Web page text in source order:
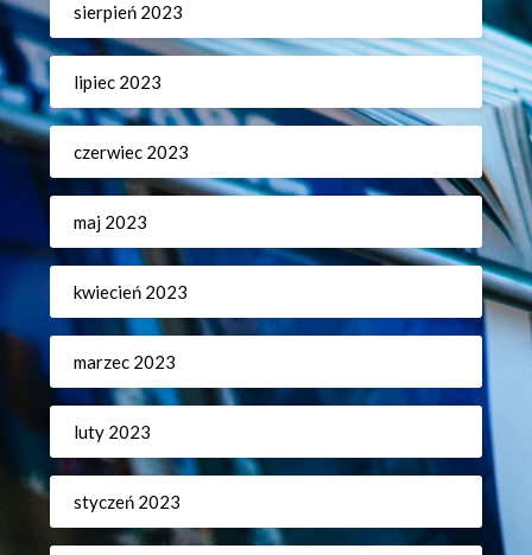
sierpień 2023
lipiec 2023
czerwiec 2023
maj 2023
kwiecień 2023
marzec 2023
luty 2023
styczeń 2023